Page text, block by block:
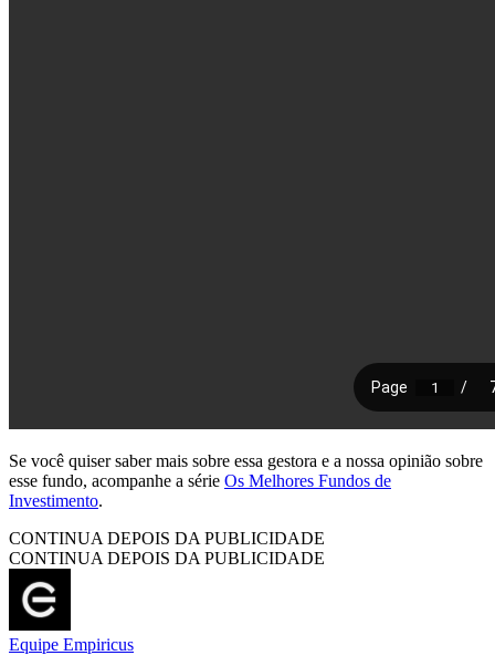
Se você quiser saber mais sobre essa gestora e a nossa opinião sobre
esse fundo, acompanhe a série Os Melhores Fundos de
Investimento.
CONTINUA DEPOIS DA PUBLICIDADE
CONTINUA DEPOIS DA PUBLICIDADE
Equipe Empiricus